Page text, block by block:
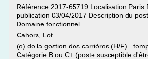
Référence 2017-65719 Localisation Paris
publication 03/04/2017 Description du
Domaine fonctionnel...
Cahors, Lot
(e) de la gestion des carrières (H/F) -
Catégorie B ou C+ (poste susceptible